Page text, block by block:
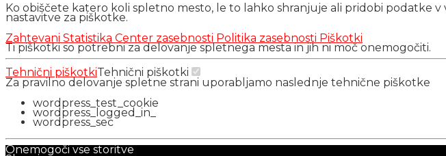
Ko obiščete katero koli spletno mesto, le to lahko shranjuje ali pridobi podatke
nastavitve za piškotke.
Zahtevani Statistika Center zasebnosti Politika zasebnosti Piškotki
Ti piškotki so potrebni za delovanje spletnega mesta in jih ni moč onemogočiti.
Tehnični piškotkiTehnični piškotki
Za pravilno delovanje spletne strani uporabljamo naslednje tehnične piškotke
wordpress_test_cookie
wordpress_logged_in_
wordpress_sec
Onemogoči vse storitve